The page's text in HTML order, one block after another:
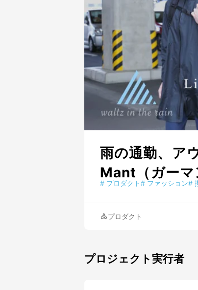
雨の通勤、ア
Mant（ガーマ
# プロダクト# ファッション#
プロダクト
プロジェクト実行者